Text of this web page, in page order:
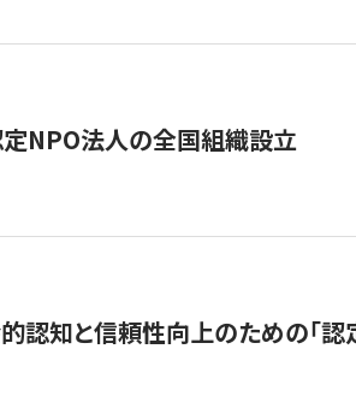
定NPO法人の全国組織設立
知と信頼性向上のための「認